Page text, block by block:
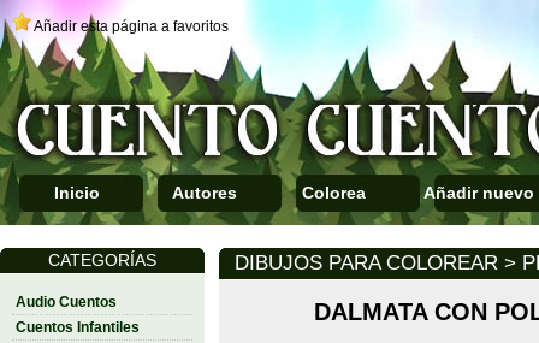
Añadir esta página a favoritos
Inicio Autores Colorea Añadir nuevo
CATEGORÍAS
Audio Cuentos
Cuentos Infantiles
DIBUJOS PARA COLOREAR >
DALMATA CON